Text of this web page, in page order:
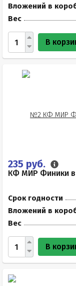
Вложений в
Вес
В
235 руб.
КФ МИР Финики в
Срок годности
Вложений в
Вес
В